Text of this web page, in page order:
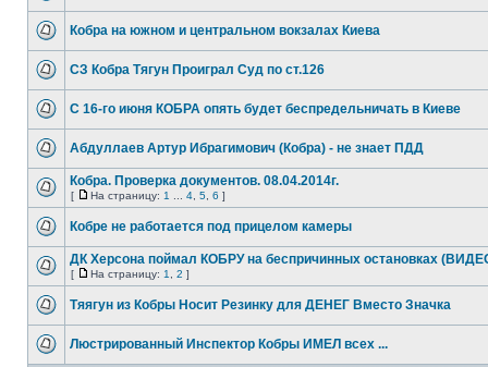
Кобра на южном и центральном вокзалах Киева
СЗ Кобра Тягун Проиграл Суд по ст.126
C 16-го июня КОБРА опять будет беспредельничать в Киеве
Абдуллаев Артур Ибрагимович (Кобра) - не знает ПДД
Кобра. Проверка документов. 08.04.2014г.
[ На страницу: 1 4 5 6 ]
Кобре не работается под прицелом камеры
ДК Херсона поймал КОБРУ на беспричинных остановках
[ На страницу: 1 2 ]
Тяягун из Кобры Носит Резинку для ДЕНЕГ Вместо Значка
Люстрированный Инспектор Кобры ИМЕЛ всех ...